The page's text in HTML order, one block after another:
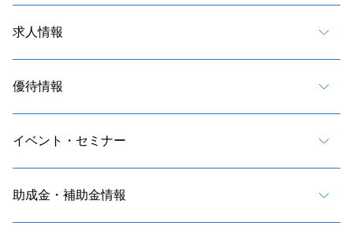
求人情報
優待情報
イベント・セミナー
助成金・補助金情報